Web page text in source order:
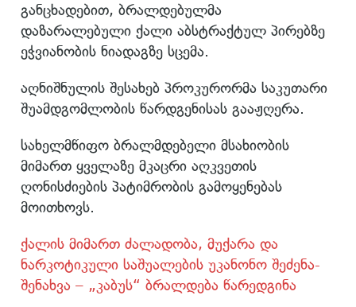
განცხადებით, ბრალდებულმა
დაზარალებული ქალი აბსტრაქტულ პირებზე
ეჭვიანობის ნიადაგზე სცემა.
აღნიშნულის შესახებ პროკურორმა საკუთარი
შუამდგომლობის წარდგენისას გააჟღერა.
სახელმწიფო ბრალმდებელი მსახიობის
მიმართ ყველაზე მკაცრი აღკვეთის
ღონისძიების პატიმრობის გამოყენებას
მოითხოვს.
ქალის მიმართ ძალადობა, მუქარა და
ნარკოტიკული საშუალების უკანონო შეძენა-
შენახვა – „კაბუს“ ბრალდება წარედგინა